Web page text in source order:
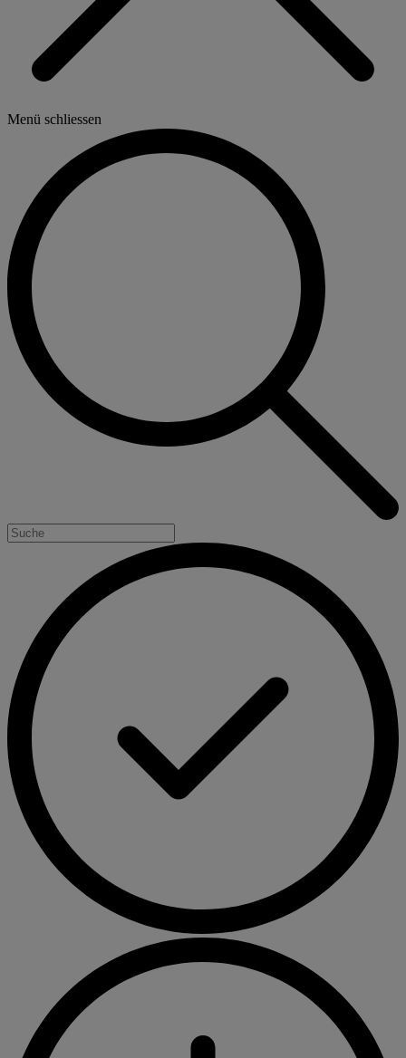
Menü schliessen